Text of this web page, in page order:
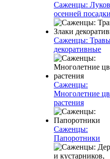
Саженцы:
осенней посадки
Саженцы:
декоративные
Саженцы:
Многолетние
растения
Саженцы:
Папоротники